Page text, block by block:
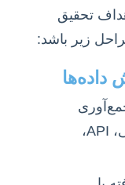
تحقیق
زیر باشد:
می‌شوند (پایگاه داده داخلی، API،